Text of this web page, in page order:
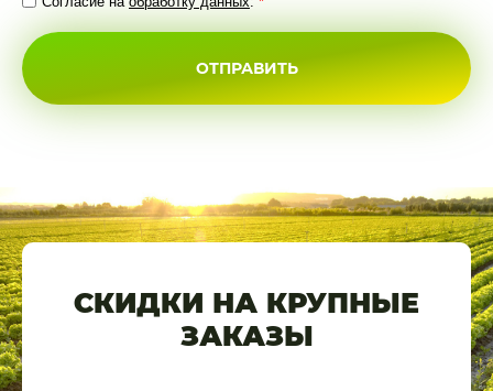
ОТПРАВИТЬ
СКИДКИ НА КРУПНЫЕ
ЗАКАЗЫ